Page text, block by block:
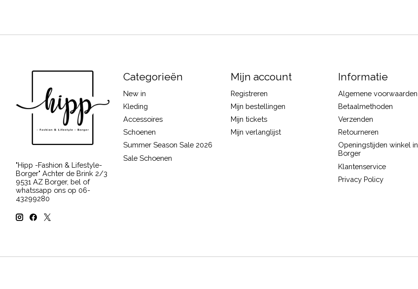
"Hipp -Fashion & Lifestyle-
Borger" Achter de Brink 2/3
9531 AZ Borger, bel of
whatssapp ons op 06-
43299280
Categorieën
New in
Kleding
Accessoires
Schoenen
Summer Season Sale 2026
Sale Schoenen
Mijn account
Registreren
Mijn bestellingen
Mijn tickets
Mijn verlanglijst
Informatie
Algemene voorwaarden
Betaalmethoden
Verzenden
Retourneren
Openingstijden winkel in
Borger
Klantenservice
Privacy Policy